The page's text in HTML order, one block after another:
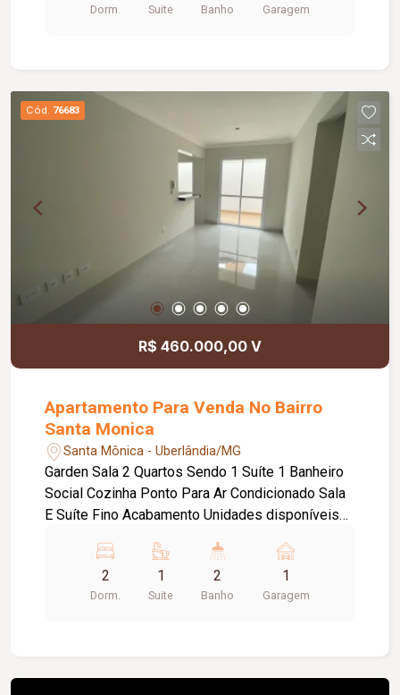
Dorm. Suite Banho Garagem
Cód. 76683
R$ 460.000,00 V
Apartamento Para Venda No Bairro
Santa Monica
Santa Mônica - Uberlândia/MG
Garden Sala 2 Quartos Sendo 1 Suíte 1 Banheiro
Social Cozinha Ponto Para Ar Condicionado Sala
E Suíte Fino Acabamento Unidades disponíveis
2
Dorm.
1
Suite
2
Banho
1
Garagem